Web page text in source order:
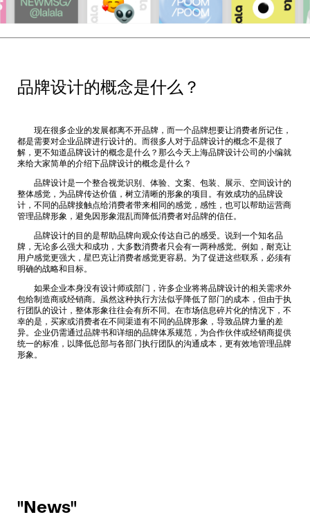
品牌设计的概念是什么？
现在很多企业的发展都离不开品牌，而一个品牌想要让消费者所记住，
都是需要对企业品牌进行设计的。而很多人对于品牌设计的概念不是很了
解，更不知道品牌设计的概念是什么？那么今天上海品牌设计公司 的小编就
来给大家简单的介绍下品牌设计的概念是什么？
品牌设计是一个整合视觉识别、体验、文案、包装、展示、空间设计的
整体感觉，为品牌传达价值，树立清晰的形象的项目。有效成功的品牌设
计，不同的品牌接触点给消费者带来相同的感觉，感性，也可以帮助运营商
管理品牌形象，避免因形象混乱而降低消费者对品牌的信任。
品牌设计的目的是帮助品牌向观众传达自己的感受。说到一个知名品
牌，无论多么强大和成功，大多数消费者只会有一两种感觉。例如，耐克让
用户感觉更强大，星巴克让消费者感觉更容易。为了促进这些联系，必须有
明确的战略和目标。
如果企业本身没有设计师或部门，许多企业将将品牌设计的相关需求外
包给制造商或经销商。虽然这种执行方法似乎降低了部门的成本，但由于执
行团队的设计，整体形象往往会有所不同。在市场信息碎片化的情况下，不
幸的是，买家或消费者在不同渠道有不同的品牌形象，导致品牌力量的差
异。企业仍需通过品牌书和详细的品牌体系规范，为合作伙伴或经销商提供
统一的标准，以降低总部与各部门执行团队的沟通成本，更有效地管理品牌
形象。
"News"